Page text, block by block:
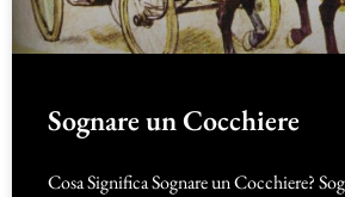
Sognare un Cocchiere
Cosa Significa Sognare un Cocchiere?